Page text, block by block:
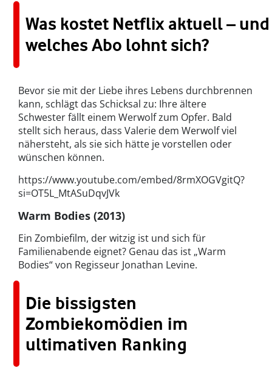
Was kostet Netflix aktuell – und
welches Abo lohnt sich?
Bevor sie mit der Liebe ihres Lebens durchbrennen
kann, schlägt das Schicksal zu: Ihre ältere
Schwester fällt einem Werwolf zum Opfer. Bald
stellt sich heraus, dass Valerie dem Werwolf viel
nähersteht, als sie sich hätte je vorstellen oder
wünschen können.
https://www.youtube.com/embed/8rmXOGVgitQ?
si=OT5L_MtASuDqvJVk
Warm Bodies (2013)
Ein Zombiefilm, der witzig ist und sich für
Familienabende eignet? Genau das ist „Warm
Bodies“ von Regisseur Jonathan Levine.
Die bissigsten
Zombiekomödien im
ultimativen Ranking